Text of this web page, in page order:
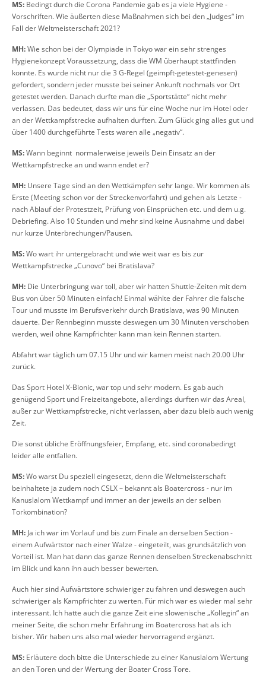
MS: Bedingt durch die Corona Pandemie gab es ja viele Hygiene -
Vorschriften. Wie äußerten diese Maßnahmen sich bei den „Judges“ im
Fall der Weltmeisterschaft 2021?
MH:Wie schon bei der Olympiade in Tokyo war ein sehr strenges
Hygienekonzept Voraussetzung, dass die WM überhaupt stattfinden
konnte. Es wurde nicht nur die 3 G-Regel (geimpft-getestet-genesen)
gefordert, sondern jeder musste bei seiner Ankunft nochmals vor Ort
getestet werden. Danach durfte man die „Sportstätte“ nicht mehr
verlassen. Das bedeutet, dass wir uns für eine Woche nur im Hotel oder
an der Wettkampfstrecke aufhalten durften. Zum Glück ging alles gut und
über 1400 durchgeführte Tests waren alle „negativ“.
MS:Wann beginnt normalerweise jeweils Dein Einsatz an der
Wettkampfstrecke an und wann endet er?
MH: Unsere Tage sind an den Wettkämpfen sehr lange. Wir kommen als
Erste (Meeting schon vor der Streckenvorfahrt) und gehen als Letzte -
nach Ablauf der Protestzeit, Prüfung von Einsprüchen etc. und dem u.g.
Debriefing. Also 10 Stunden und mehr sind keine Ausnahme und dabei
nur kurze Unterbrechungen/Pausen.
MS:Wo wart ihr untergebracht und wie weit war es bis zur
Wettkampfstrecke „Cunovo“ bei Bratislava?
MH: Die Unterbringung war toll, aber wir hatten Shuttle-Zeiten mit dem
Bus von über 50 Minuten einfach! Einmal wählte der Fahrer die falsche
Tour und musste im Berufsverkehr durch Bratislava, was 90 Minuten
dauerte. Der Rennbeginn musste deswegen um 30 Minuten verschoben
werden, weil ohne Kampfrichter kann man kein Rennen starten.
Abfahrt war täglich um 07.15 Uhr und wir kamen meist nach 20.00 Uhr
zurück.
Das Sport Hotel X-Bionic, war top und sehr modern. Es gab auch
genügend Sport und Freizeitangebote, allerdings durften wir das Areal,
außer zur Wettkampfstrecke, nicht verlassen, aber dazu bleib auch wenig
Zeit.
Die sonst übliche Eröffnungsfeier, Empfang, etc. sind coronabedingt
leider alle entfallen.
MS:Wo warst Du speziell eingesetzt, denn die Weltmeisterschaft
beinhaltete ja zudem noch CSLX – bekannt als Boatercross - nur im
Kanuslalom Wettkampf und immer an der jeweils an der selben
Torkombination?
MH: Ja ich war im Vorlauf und bis zum Finale an derselben Section -
einem Aufwärtstor nach einer Walze - eingeteilt, was grundsätzlich von
Vorteil ist. Man hat dann das ganze Rennen denselben Streckenabschnitt
im Blick und kann ihn auch besser bewerten.
Auch hier sind Aufwärtstore schwieriger zu fahren und deswegen auch
schwieriger als Kampfrichter zu werten. Für mich war es wieder mal sehr
interessant. Ich hatte auch die ganze Zeit eine slowenische „Kollegin“ an
meiner Seite, die schon mehr Erfahrung im Boatercross hat als ich
bisher. Wir haben uns also mal wieder hervorragend ergänzt.
MS: Erläutere doch bitte die Unterschiede zu einer Kanuslalom Wertung
an den Toren und der Wertung der Boater Cross Tore.